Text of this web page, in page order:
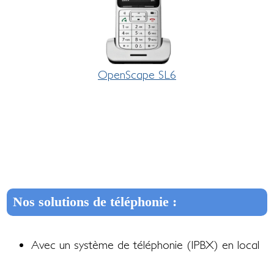
OpenScape SL6
Nos solutions de téléphonie :
Avec un système de téléphonie (IPBX) en local